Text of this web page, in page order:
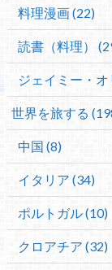
料理漫画 (22)
読書（料理）
ジェイミー・
世界を旅する
中国 (8)
イタリア (34)
ポルトガル (10)
クロアチア (32)